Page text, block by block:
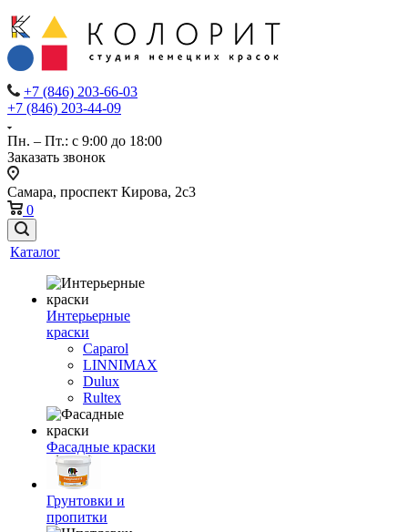
+7 (846) 203-66-03
+7 (846) 203-44-09
Пн. – Пт.: с 9:00 до 18:00
Заказать звонок
Самара, проспект Кирова, 2с3
0
Каталог
Интерьерные
краски
Caparol
LINNIMAX
Dulux
Rultex
Фасадные краски
Грунтовки и
пропитки